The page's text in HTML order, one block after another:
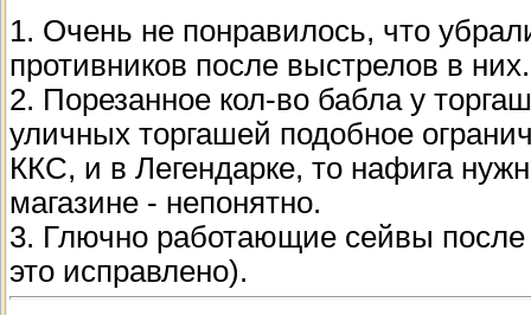
1. Очень не понравилось, что
противников после выстрелов в них.
2. Порезанное кол-во бабла у
уличных торгашей подобное
ККС, и в Легендарке, то нафига
магазине - непонятно.
3. Глючно работающие сейвы после
это исправлено).